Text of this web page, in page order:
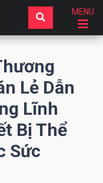
MENU
Lẻ Dẫn
Lĩnh
Bị Thể
Sức